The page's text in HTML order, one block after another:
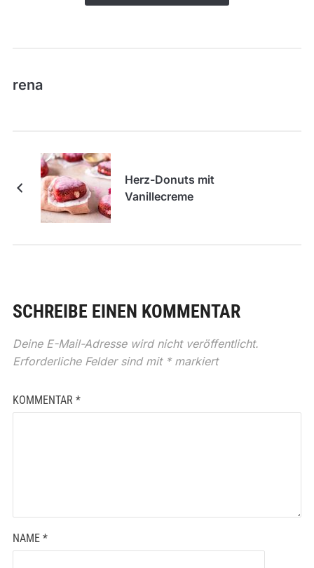
rena
Herz-Donuts mit
Vanillecreme
SCHREIBE EINEN KOMMENTAR
Deine E-Mail-Adresse wird nicht veröffentlicht.
Erforderliche Felder sind mit *markiert
KOMMENTAR *
NAME *